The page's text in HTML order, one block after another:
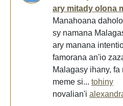
ary mitady olona
Manahoana
sy namana
ary manana
famorana an'io
Malagasy ihany,
meme si... tohiny
novalian'i